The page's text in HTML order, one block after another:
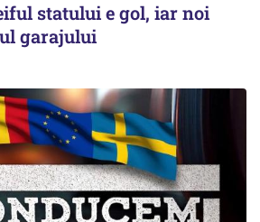
statului e gol, iar noi
garajului